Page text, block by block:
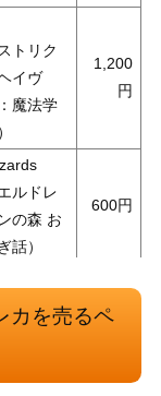
ストリク
イヴ
魔法学
1,200
エルドレ
の森 お
話）
600
ザー
1,500
カを売るペ